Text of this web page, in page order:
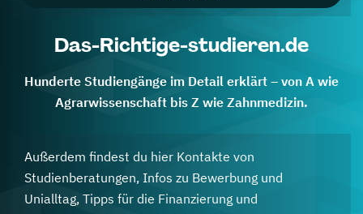
Das-Richtige-studieren.de
Hunderte Studiengänge im Detail erklärt – von A wie
Agrarwissenschaft bis Z wie Zahnmedizin.
Außerdem findest du hier Kontakte von
Studienberatungen, Infos zu Bewerbung und
Unialltag, Tipps für die Finanzierung und